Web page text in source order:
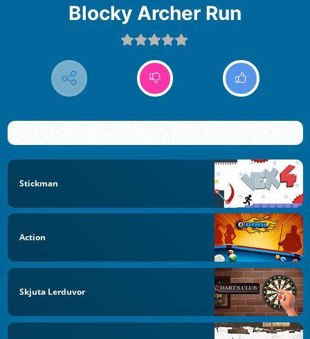
Blocky Archer Run
Stickman
Action
Skjuta Lerduvor